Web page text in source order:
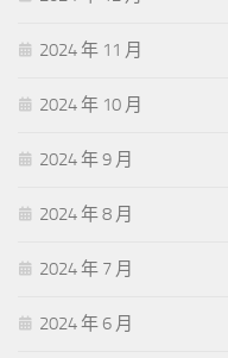
2024 年 11 月
2024 年 10 月
2024 年 9 月
2024 年 8 月
2024 年 7 月
2024 年 6 月